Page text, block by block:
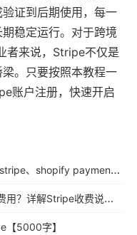
证到后期使用，每一
稳定运行。对于跨境
者来说，Stripe不仅是
。只要按照本教程一
账户注册，快速开启
2025独立站最低成本收款全攻略&stripe、shopify payment详细注册教程
跨境卖家使用Stripe需要支付哪些费用？详解Stripe收费说明（2025年最新版）
【5000字】